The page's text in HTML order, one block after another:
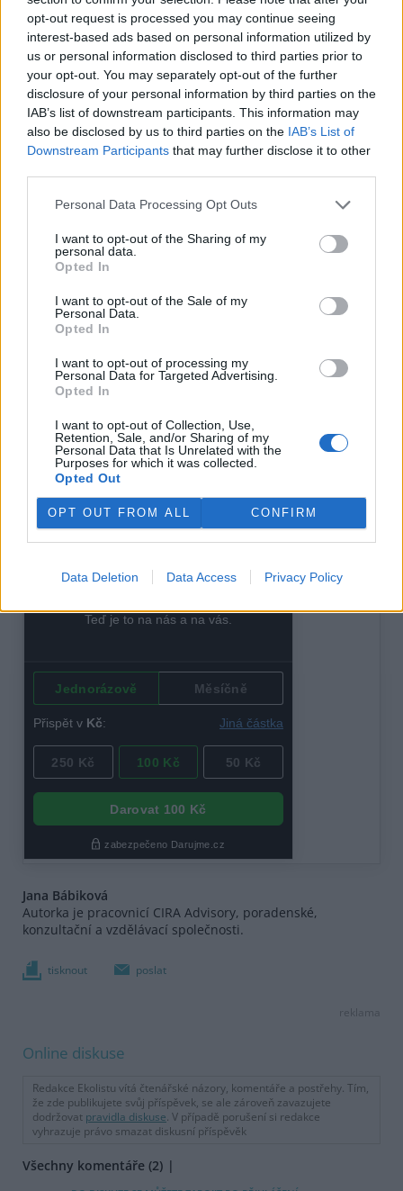
opt-out request is processed you may continue seeing
interest-based ads based on personal information utilized by
us or personal information disclosed to third parties prior to
your opt-out. You may separately opt-out of the further
disclosure of your personal information by third parties on the
IAB’s list of downstream participants. This information may
also be disclosed by us to third parties on the IAB’s List of
Downstream Participants that may further disclose it to other
Personal Data Processing Opt Outs
I want to opt-out of the Sharing of my
personal data.
Opted In
I want to opt-out of the Sale of my
Personal Data.
Opted In
I want to opt-out of processing my
Personal Data for Targeted Advertising.
Opted In
I want to opt-out of Collection, Use,
Retention, Sale, and/or Sharing of my
Personal Data that Is Unrelated with the
Purposes for which it was collected.
Opted Out
OPT OUT FROM ALL CONFIRM
Data Deletion Data Access Privacy Policy
marketing na nepodložených environmentálních slibech se
firmám přestává vyplácet. Spotřebitelé přestali
korporátním proklamacím věřit kvůli jejich vágnosti a
kauzám, u kterých ale firmám dosud chyběl legislativní
postih. To se nyní radikálně mění a pravidla hry dostávají
jasné, vymahatelné mantinely,“ komentuje Ivana Hekerle.
Jak z toho ven: říkat pravdu
Experti z poradenské společnosti CIRA Advisory, která se
upozorňují, že mnoho firem do těchto pastí padá
nevědomky kvůli chybějícímu vhledu do problematiky či
neznalosti tématu. Vzhledem k tomu, že podle průzkumů
postrádá 40 % zelených tvrzení jakékoliv podpůrné důkazy,
je nezbytné začít s přípravou na nová pravidla okamžitě.
„Greenwashing často vzniká z neznalosti problematiky
jakkoliv komunikuje, by si měl nyní udělat audit svých
výroků a buď některá tvrzení stáhnout, nebo zveřejnit
podpůrné důkazy,“ dodává Hekerle.
Společnost CIRA Advisory proto pomáhá firmám s auditem
tzv. green claims komunikace firmy, školením týmů a
nastavováním autentických strategií, které obstojí před
novou legislativou. Pro rychlý přehled nových pravidel
vydali krátký ebook, který legislativu i evropské kauzy
shrnuje.
reklama
Jana Bábiková
Autorka je pracovnicí CIRA Advisory, poradenské,
konzultační a vzdělávací společnosti.
tisknout poslat
reklama
Online diskuse
Redakce Ekolistu vítá čtenářské názory, komentáře a postřehy. Tím,
že zde publikujete svůj příspěvek, se ale zároveň zavazujete
dodržovat pravidla diskuse. V případě porušení si redakce
vyhrazuje právo smazat diskusní příspěvěk
Všechny komentáře (2)